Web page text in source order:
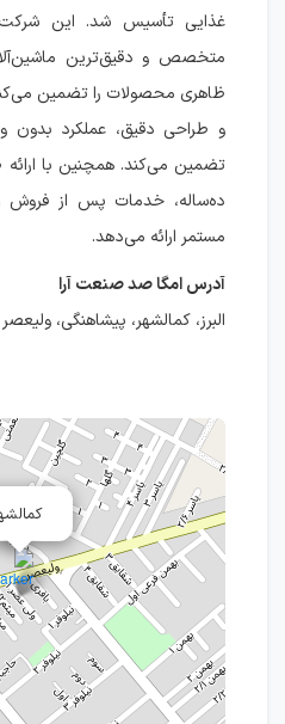
غذایی تأسیس شد. این شرکت
متخصص و دقیق‌ترین
ظاهری محصولات را تضمین می‌کند.
و طراحی دقیق، عملکرد بدون
تضمین می‌کند. همچنین با
ده‌ساله، خدمات پس از فروش
مستمر ارائه می‌دهد.
آدرس امگا صد صنعت آرا
البرز، کمالشهر، پیشاهنگی،